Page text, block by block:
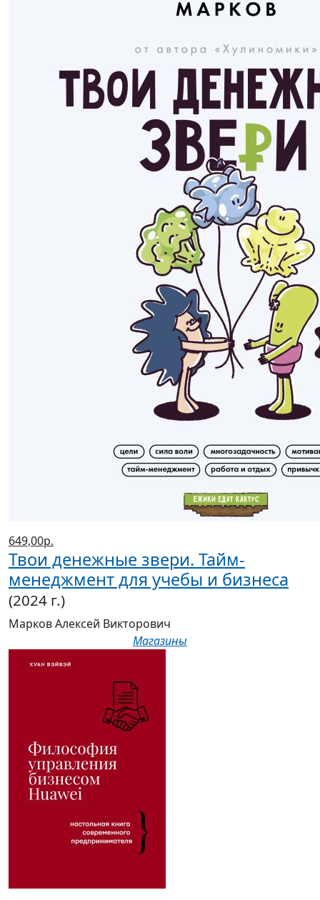
649,00р.
Твои денежные звери. Тайм-
менеджмент для учебы и бизнеса
(2024 г.)
Марков Алексей Викторович
Магазины